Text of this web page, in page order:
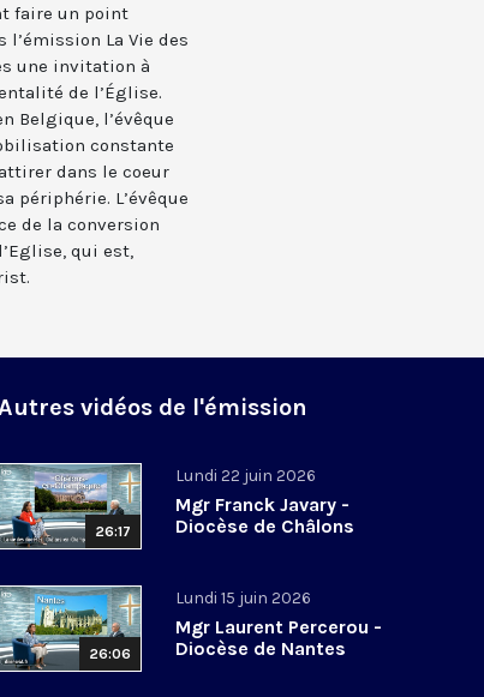
faire un point
La Vie des
une invitation à
de l’Église.
Belgique, l’évêque
constante
dans le coeur
périphérie. L’évêque
de la conversion
qui est,
vidéos de l'émission
26:17
Lundi 22 juin 2026
Mgr Franck Javary -
Diocèse de Châlons
26:06
Lundi 15 juin 2026
Mgr Laurent Percerou -
Diocèse de Nantes